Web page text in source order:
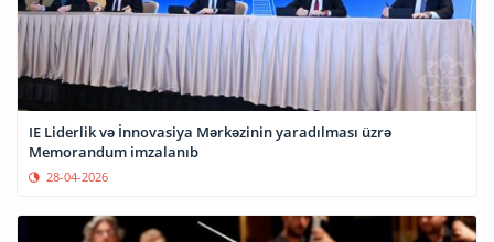
IE Liderlik və İnnovasiya Mərkəzinin yaradılması üzrə
Memorandum imzalanıb
28-04-2026